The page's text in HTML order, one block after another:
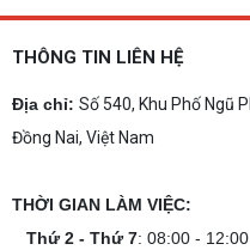
THÔNG TIN LIÊN HỆ
Địa chỉ: Số 540, Khu Phố Ngũ
Đồng Nai, Việt Nam
THỜI GIAN LÀM VIỆC:
Thứ 2 - Thứ 7: 08:00 -